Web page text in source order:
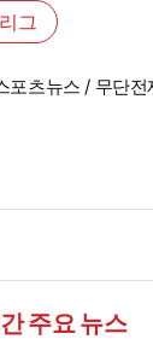
그
츠뉴스 / 무단전
주요 뉴스